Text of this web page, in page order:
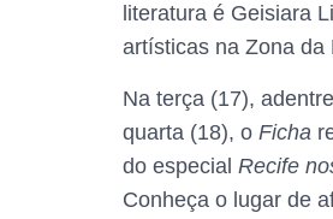
literatura é Geisiara
artísticas na Zona da
Na terça (17),
quarta (18), o Ficha
do especial Recife
Conheça o lugar de